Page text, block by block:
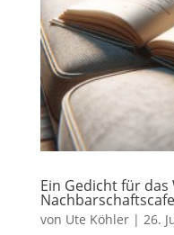
Ein Gedicht für
Nachbarschaftscafe
von Ute Köhler| 26.